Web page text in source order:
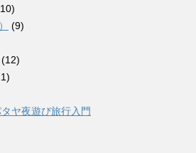
(9)
(12)
ヤ夜遊び旅行入門